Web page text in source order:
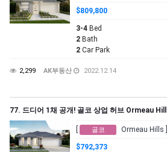
$809,800
3-4 Bed
2 Bath
2 Car Park
2,299 AK부동산 2022.12.14
77. 드디어 1채 공개! 골코 상업 허브 Ormeau
골코 Ormeau Hills ]
$792,373